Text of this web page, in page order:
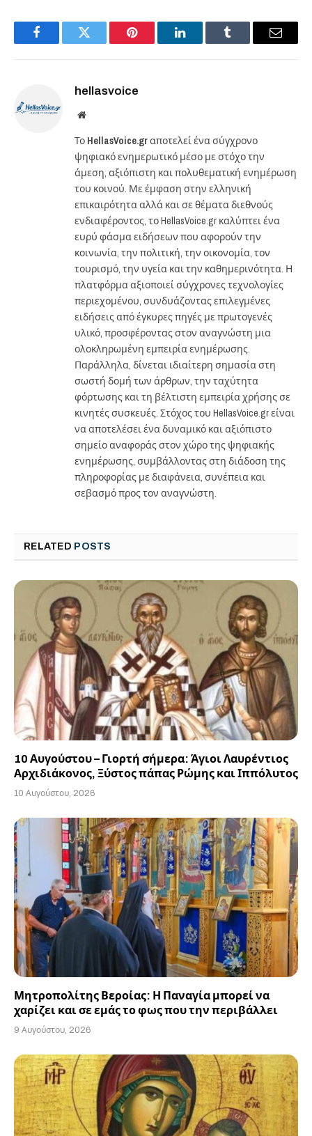
FacebookTwitter Pinterest LinkedInTumblr Email
hellasvoice
Website
Το HellasVoice.grαποτελεί ένα σύγχρονο
ψηφιακό ενημερωτικό μέσο με στόχο την
άμεση, αξιόπιστη και πολυθεματική ενημέρωση
του κοινού. Με έμφαση στην ελληνική
επικαιρότητα αλλά και σε θέματα διεθνούς
ενδιαφέροντος, το HellasVoice.gr καλύπτει ένα
ευρύ φάσμα ειδήσεων που αφορούν την
κοινωνία, την πολιτική, την οικονομία, τον
τουρισμό, την υγεία και την καθημερινότητα. Η
πλατφόρμα αξιοποιεί σύγχρονες τεχνολογίες
περιεχομένου, συνδυάζοντας επιλεγμένες
ειδήσεις από έγκυρες πηγές με πρωτογενές
υλικό, προσφέροντας στον αναγνώστη μια
ολοκληρωμένη εμπειρία ενημέρωσης.
Παράλληλα, δίνεται ιδιαίτερη σημασία στη
σωστή δομή των άρθρων, την ταχύτητα
φόρτωσης και τη βέλτιστη εμπειρία χρήσης σε
κινητές συσκευές. Στόχος του HellasVoice.gr είναι
να αποτελέσει ένα δυναμικό και αξιόπιστο
σημείο αναφοράς στον χώρο της ψηφιακής
ενημέρωσης, συμβάλλοντας στη διάδοση της
πληροφορίας με διαφάνεια, συνέπεια και
σεβασμό προς τον αναγνώστη.
RELATED POSTS
10 Αυγούστου – Γιορτή σήμερα: Άγιοι Λαυρέντιος
Αρχιδιάκονος, Ξύστος πάπας Ρώμης και Ιππόλυτος
10 Αυγούστου, 2026
Μητροπολίτης Βεροίας: Η Παναγία μπορεί να
χαρίζει και σε εμάς το φως που την περιβάλλει
9 Αυγούστου, 2026